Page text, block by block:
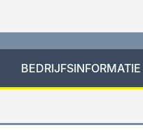
BEDRIJFSINFORMATIE